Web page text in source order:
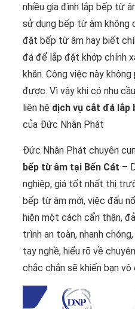
nhiều gia đình lắp bếp từ
sử dụng bếp từ âm không
đặt bếp từ âm hay biết
đá để lắp đặt khớp chính
khăn. Công việc này
được. Vì vậy khi có nhu
liên hệ dịch vụ cắt đá lắp
của Đức Nhân Phát
Đức Nhân Phát chuyên
bếp từ âm tại Bến Cát –
nghiệp, giá tốt nhất thị
bếp từ âm mới, việc đấu
hiện một cách cẩn thận,
trình an toàn, nhanh
tay nghề, hiểu rõ về
chắc chắn sẽ khiến bạn vô